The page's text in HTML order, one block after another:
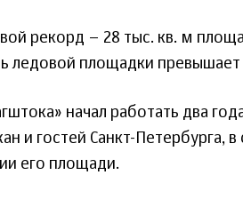
рекорд – 28 тыс. кв. м
ледовой площадки превышает
начал работать два
и гостей Санкт-Петербурга,
его площади.